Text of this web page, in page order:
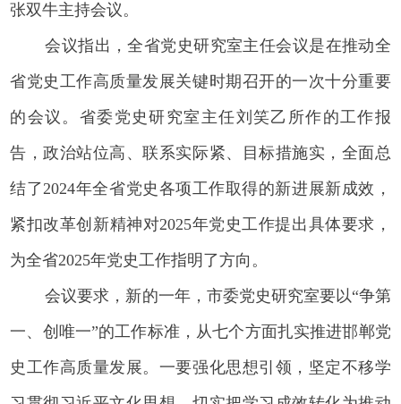
张双牛主持会议。
会议指出，全省党史研究室主任会议是在推动全
省党史工作高质量发展关键时期召开的一次十分重要
的会议。省委党史研究室主任刘笑乙所作的工作报
告，政治站位高、联系实际紧、目标措施实，全面总
结了2024年全省党史各项工作取得的新进展新成效，
紧扣改革创新精神对2025年党史工作提出具体要求，
为全省2025年党史工作指明了方向。
会议要求，新的一年，市委党史研究室要以“争第
一、创唯一”的工作标准，从七个方面扎实推进邯郸党
史工作高质量发展。一要强化思想引领，坚定不移学